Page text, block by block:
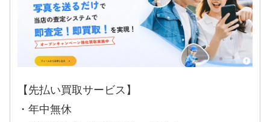
【先払い買取サービス】
・年中無休